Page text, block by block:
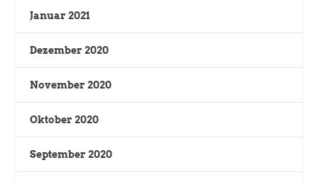
Januar 2021
Dezember 2020
November 2020
Oktober 2020
September 2020